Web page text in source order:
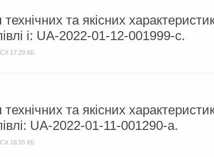
та якісних
і: UA-2022-01-12-001999-с.
17.29 КБ
та якісних
UA-2022-01-11-001290-а.
18.55 КБ